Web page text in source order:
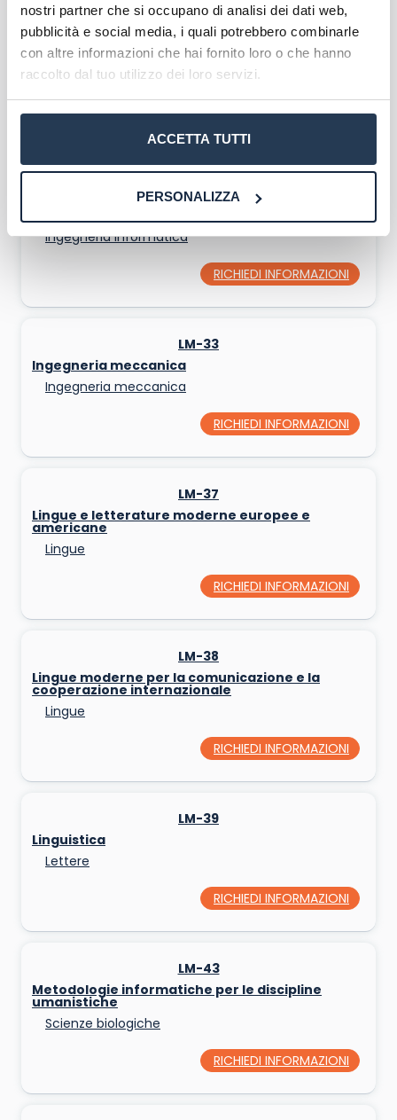
nostri partner che si occupano di analisi dei dati web,
pubblicità e social media, i quali potrebbero combinarle
con altre informazioni che hai fornito loro o che hanno
raccolto dal tuo utilizzo dei loro servizi.
ACCETTA TUTTI
PERSONALIZZA
LM-31
Ingegneria gestionale
LM-32
Ingegneria informatica
RICHIEDI INFORMAZIONI
LM-33
Ingegneria meccanica
Ingegneria meccanica
RICHIEDI INFORMAZIONI
LM-37
Lingue e letterature moderne europee e
americane
Lingue
RICHIEDI INFORMAZIONI
LM-38
Lingue moderne per la comunicazione e la
cooperazione internazionale
Lingue
RICHIEDI INFORMAZIONI
LM-39
Linguistica
Lettere
RICHIEDI INFORMAZIONI
LM-43
Metodologie informatiche per le discipline
umanistiche
Scienze biologiche
RICHIEDI INFORMAZIONI